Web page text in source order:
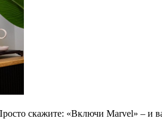
скажите: «Включи Marvel» – и